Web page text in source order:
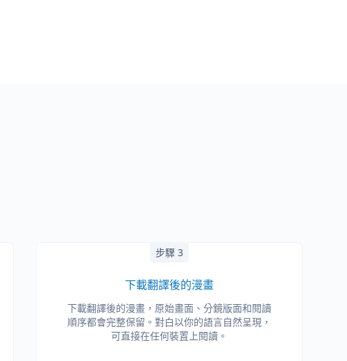
步驟 3
下載翻譯後的漫畫
下載翻譯後的漫畫，原始畫面、分鏡版面和閱讀
順序都會完整保留。對白以你的語言自然呈現，
可直接在任何裝置上閱讀。